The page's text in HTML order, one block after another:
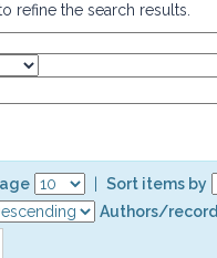
refine the search results.
Sort items by
Authors/record